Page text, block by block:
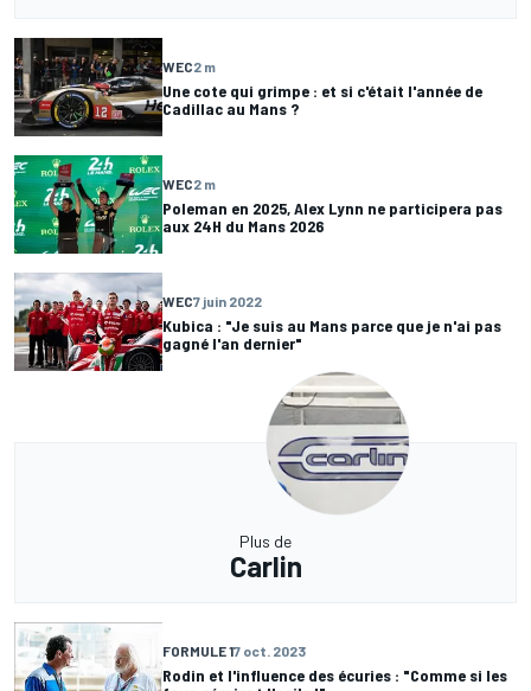
WEC2 m
Une cote qui grimpe : et si c'était l'année de
Cadillac au Mans ?
WEC2 m
Poleman en 2025, Alex Lynn ne participera pas
aux 24H du Mans 2026
WEC7 juin 2022
Kubica : "Je suis au Mans parce que je n'ai pas
gagné l'an dernier"
Plus de
Carlin
FORMULE 17 oct. 2023
Rodin et l'influence des écuries : "Comme si les